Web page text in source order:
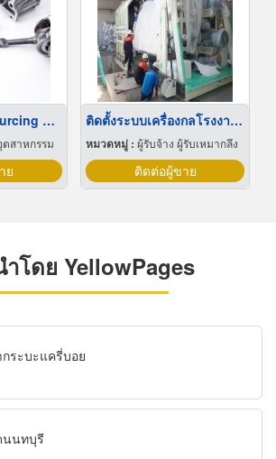
บริการจัดหา - Sourcing Service
ตสาหกรรม
ย
ติดตั้งระบบเครื่องกลโรงงาน ชลบุรี
หมวดหมู่ : ผู้รับจ้าง ผู้รับเหมากลึง
ติดต่อผู้ขาย
โดย YellowPages
ระบะแครี่บอย
นนทบุรี